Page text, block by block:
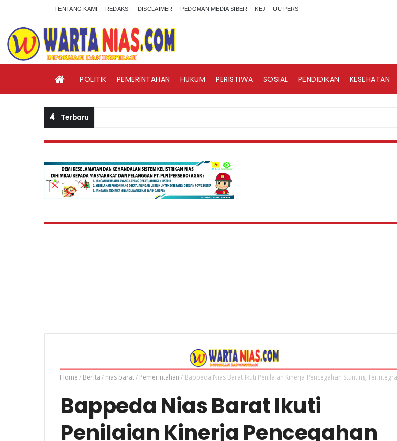
TENTANG KAMI REDAKSI DISCLAIMER PEDOMAN MEDIA SIBER KEJ UU PERS
POLITIK PEMERINTAHAN HUKUM PERISTIWA SOSIAL PENDIDIKAN KESEHATAN
Terbaru
Home / Berita / nias barat/ Pemerintahan / Bappeda Nias Barat Ikuti Penilaian Kinerja Pencegahan Stunting
Bappeda Nias Barat Ikuti
Penilaian Kinerja Pencegahan